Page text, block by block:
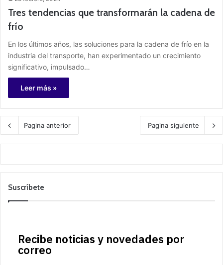
Tres tendencias que transformarán la cadena de
frío
En los últimos años, las soluciones para la cadena de frío en la
industria del transporte, han experimentado un crecimiento
significativo, impulsado…
Leer más »
Pagina anterior Pagina siguiente
Suscríbete
Recibe noticias y novedades por
correo